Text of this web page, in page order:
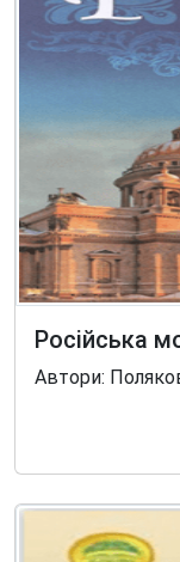
Російська
Автори: